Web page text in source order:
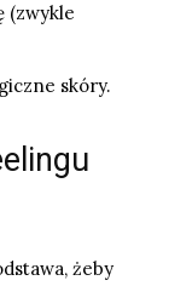
(zwykle
skóry.
żeby